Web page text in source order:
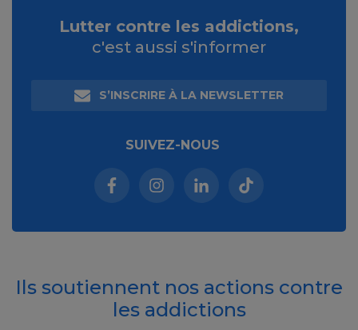
Lutter contre les addictions,
c'est aussi s'informer
S’INSCRIRE À LA NEWSLETTER
SUIVEZ-NOUS
Facebook (nouvelle fenêtre)
Instagram (nouvelle fenêtre)
Linkedin (nouvelle
Tiktok (nouvelle
Ils soutiennent nos actions contre
les addictions